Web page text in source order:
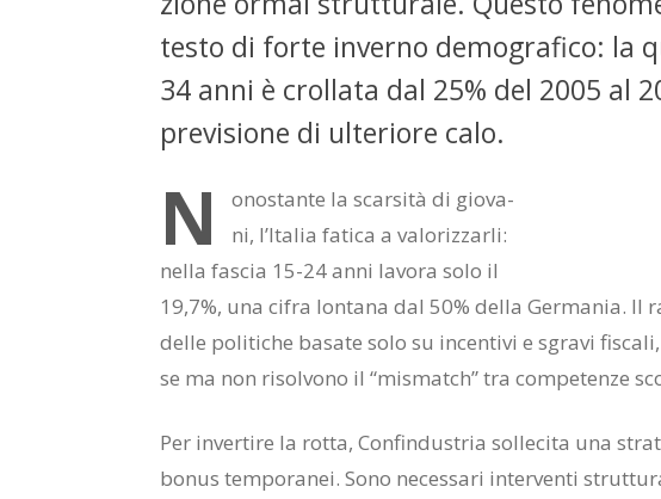
te­sto di for­te in­ver­no de­mo­gra­fi­co: la
34 anni è crol­la­ta dal 25% del 2005 al
pre­vi­sio­ne di ul­te­rio­re calo.
N
o­no­stan­te la scar­si­tà di gio­va­
ni, l’I­ta­lia fa­ti­ca a va­lo­riz­zar­li:
nel­la fa­scia 15-24 anni la­vo­ra solo il
19,7%, una ci­fra lon­ta­na dal 50% del­la Ger­ma­nia.
del­le po­li­ti­che ba­sa­te solo su in­cen­ti­vi e sgra­vi
se ma non ri­sol­vo­no il “mi­smat­ch” tra com­pe­ten­ze
Per in­ver­ti­re la rot­ta, Con­fin­du­stria sol­le­ci­ta una
bo­nus tem­po­ra­nei. Sono ne­ces­sa­ri in­ter­ven­ti